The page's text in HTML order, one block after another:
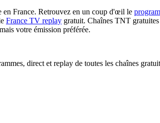
en France. Retrouvez en un coup d'œil le
France TV replay gratuit. Chaînes TNT
votre émission préférée.
direct et replay de toutes les chaînes